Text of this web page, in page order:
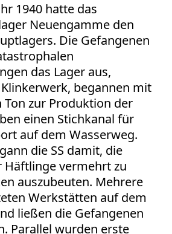
1940 hatte das
Neuengamme den
Die Gefangenen
das Lager aus,
begannen mit
Ton zur Produktion der
einen Stichkanal für
auf dem Wasserweg.
die SS damit, die
vermehrt zu
auszubeuten. Mehrere
Werkstätten auf dem
ließen die Gefangenen
Parallel wurden erste